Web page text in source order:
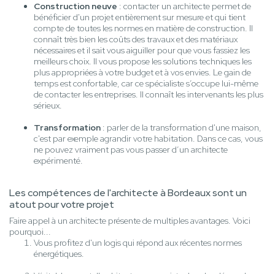
Construction neuve : contacter un architecte permet de
bénéficier d'un projet entièrement sur mesure et qui tient
compte de toutes les normes en matière de construction. Il
connaît très bien les coûts des travaux et des matériaux
nécessaires et il sait vous aiguiller pour que vous fassiez les
meilleurs choix. Il vous propose les solutions techniques les
plus appropriées à votre budget et à vos envies. Le gain de
temps est confortable, car ce spécialiste s’occupe lui-même
de contacter les entreprises. Il connaît les intervenants les plus
sérieux.
Transformation : parler de la transformation d'une maison,
c'est par exemple agrandir votre habitation. Dans ce cas, vous
ne pouvez vraiment pas vous passer d’un architecte
expérimenté.
Les compétences de l'architecte à Bordeaux sont un
atout pour votre projet
Faire appel à un architecte présente de multiples avantages. Voici
pourquoi...
Vous profitez d'un logis qui répond aux récentes normes
énergétiques.